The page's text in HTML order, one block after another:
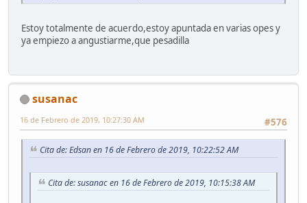
Estoy totalmente de acuerdo,estoy apuntada en varias opes y
ya empiezo a angustiarme,que pesadilla
susanac
#576
16 de Febrero de 2019, 10:27:30 AM
Cita de: Edsan en 16 de Febrero de 2019, 10:22:52 AM
Cita de: susanac en 16 de Febrero de 2019, 10:15:38 AM